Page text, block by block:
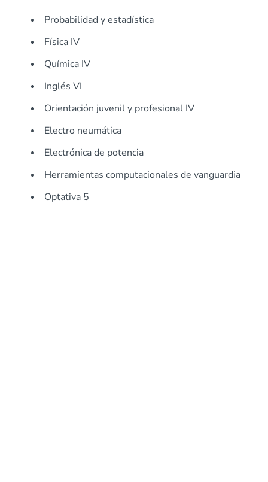
Probabilidad y estadística
Física IV
Química IV
Inglés VI
Orientación juvenil y profesional IV
Electro neumática
Electrónica de potencia
Herramientas computacionales de vanguardia
Optativa 5